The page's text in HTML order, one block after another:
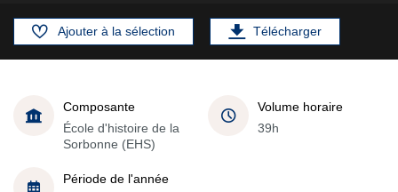
Ajouter à la sélection Télécharger
Composante
École d'histoire de la
Sorbonne (EHS)
Volume horaire
39h
Période de l'année